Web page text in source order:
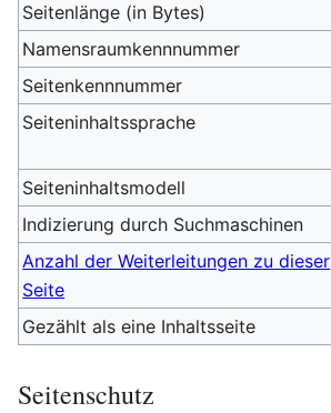
Seitenlänge (in Bytes)
Namensraumkennnummer
Seitenkennnummer
Seiteninhaltssprache
Seiteninhaltsmodell
Indizierung durch Suchmaschinen
Anzahl der Weiterleitungen zu dieser
Seite
Gezählt als eine Inhaltsseite
Seitenschutz